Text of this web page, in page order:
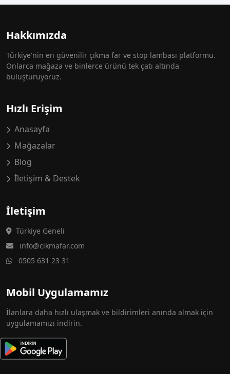
Hakkımızda
Türkiye'nin en güvenilir çıkma far ve stop lambası platformu.
Onlarca mağaza ve binlerce ürünü tek çatı altında
buluşturuyoruz.
Hızlı Erişim
Anasayfa
Mağazalar
Blog
İletişim & Destek
İletişim
Türkiye Geneli
info@cikmafar.com
0505 631 23 31
Mobil Uygulamamız
İlanlara daha hızlı ulaşmak ve bildirimleri anında almak için
uygulamamızı indirin.